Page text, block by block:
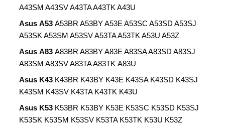
A43SM A43SV A43TA A43TK A43U
Asus A53 A53BR A53BY A53E A53SC A53SD A53SJ
A53SK A53SM A53SV A53TA A53TK A53U A53Z
Asus A83 A83BR A83BY A83E A83SA A83SD A83SJ
A83SM A83SV A83TA A83TK A83U
Asus K43 K43BR K43BY K43E K43SA K43SD K43SJ
K43SM K43SV K43TA K43TK K43U
Asus K53 K53BR K53BY K53E K53SC K53SD K53SJ
K53SK K53SM K53SV K53TA K53TK K53U K53Z